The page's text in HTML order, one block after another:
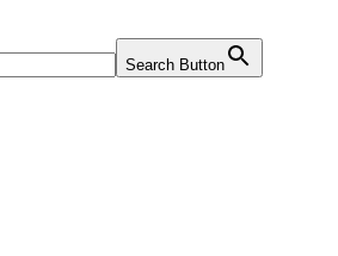
Search Button